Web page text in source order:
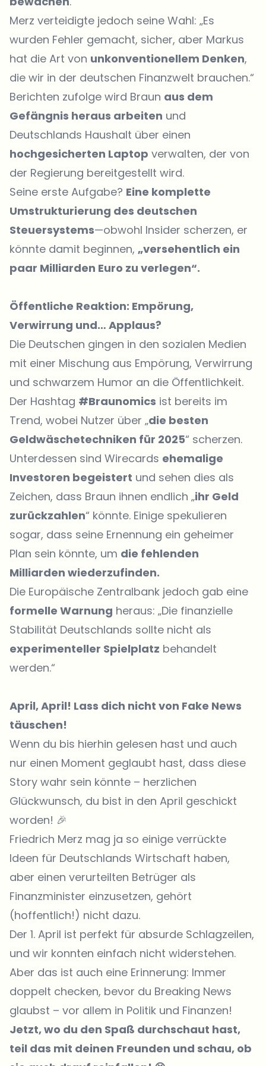
Merz verteidigte jedoch seine Wahl: „Es
wurden Fehler gemacht, sicher, aber Markus
hat die Art von unkonventionellem Denken,
die wir in der deutschen Finanzwelt brauchen.“
Berichten zufolge wird Braun aus dem
Gefängnis heraus arbeiten und
Deutschlands Haushalt über einen
hochgesicherten Laptop verwalten, der von
der Regierung bereitgestellt wird.
Seine erste Aufgabe? Eine komplette
Umstrukturierung des deutschen
Steuersystems—obwohl Insider scherzen, er
könnte damit beginnen, „versehentlich ein
paar Milliarden Euro zu verlegen“.
Öffentliche Reaktion: Empörung,
Verwirrung und… Applaus?
Die Deutschen gingen in den sozialen Medien
mit einer Mischung aus Empörung, Verwirrung
und schwarzem Humor an die Öffentlichkeit.
Der Hashtag #Braunomics ist bereits im
Trend, wobei Nutzer über „die besten
Geldwäschetechniken für 2025“ scherzen.
Unterdessen sind Wirecards ehemalige
Investoren begeistert und sehen dies als
Zeichen, dass Braun ihnen endlich „ihr Geld
zurückzahlen“ könnte. Einige spekulieren
sogar, dass seine Ernennung ein geheimer
Plan sein könnte, um die fehlenden
Milliarden wiederzufinden.
Die Europäische Zentralbank jedoch gab eine
formelle Warnung heraus: „Die finanzielle
Stabilität Deutschlands sollte nicht als
experimenteller Spielplatz behandelt
werden.“
April, April! Lass dich nicht von Fake News
täuschen!
Wenn du bis hierhin gelesen hast und auch
nur einen Moment geglaubt hast, dass diese
Story wahr sein könnte – herzlichen
Glückwunsch, du bist in den April geschickt
worden! 🎉
Friedrich Merz mag ja so einige verrückte
Ideen für Deutschlands Wirtschaft haben,
aber einen verurteilten Betrüger als
Finanzminister einzusetzen, gehört
(hoffentlich!) nicht dazu.
Der 1. April ist perfekt für absurde Schlagzeilen,
und wir konnten einfach nicht widerstehen.
Aber das ist auch eine Erinnerung: Immer
doppelt checken, bevor du Breaking News
glaubst – vor allem in Politik und Finanzen!
Jetzt, wo du den Spaß durchschaut hast,
teil das mit deinen Freunden und schau, ob